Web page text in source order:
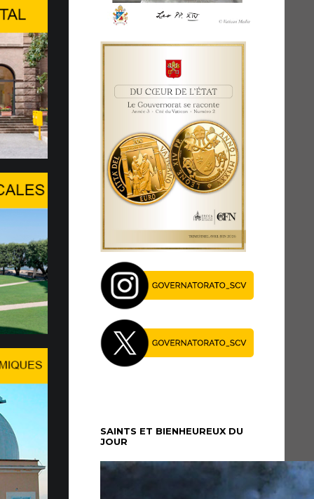
de haut niveau à
DE LA PERSONNE HUMAINE
L’INTELLIGENCE ARTIFICIELLE
du Center Stage du Palexpo, s’est tenue à
midi du...
du Pape au WSIS Forum
FACE À UN TOURNANT
XIV réaffirme la présence du Saint-Siège,
au dialogue, en particulier en
Juillet le Pape Léon XIV…
midi du dimanche 5 juillet, le Pape Léon XIV
Palais apostolique de Castel Gandolfo, où il
de repos...
à Genève du WSIS Forum
SAINTS ET BIENHEUREUX DU
JOUR